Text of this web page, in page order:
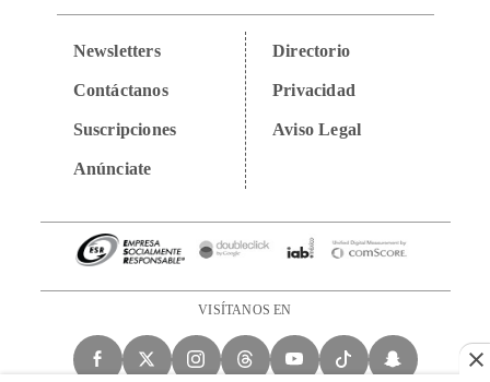
Newsletters
Contáctanos
Suscripciones
Anúnciate
Directorio
Privacidad
Aviso Legal
VISÍTANOS EN